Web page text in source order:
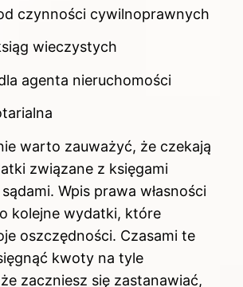
czynności cywilnoprawnych
wieczystych
agenta nieruchomości
warto zauważyć, że czekają
związane z księgami
Wpis prawa własności
kolejne wydatki, które
oszczędności. Czasami te
kwoty na tyle
zaczniesz się zastanawiać,